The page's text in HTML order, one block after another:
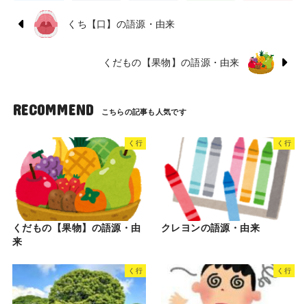
くち【口】の語源・由来
くだもの【果物】の語源・由来
RECOMMEND
く行
くだもの【果物】の語源・由
来
く行
クレヨンの語源・由来
く行 く行